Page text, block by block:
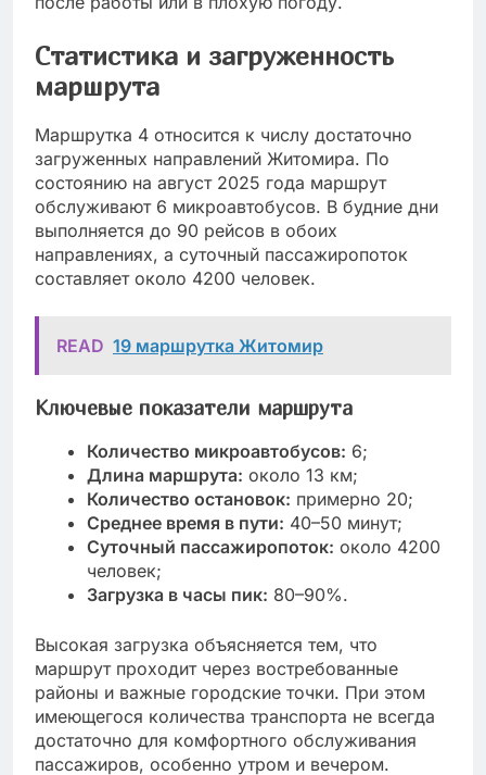
Статистика и загруженность
маршрута
Маршрутка 4 относится к числу достаточно
загруженных направлений Житомира. По
состоянию на август 2025 года маршрут
обслуживают 6 микроавтобусов. В будние дни
выполняется до 90 рейсов в обоих
направлениях, а суточный пассажиропоток
составляет около 4200 человек.
READ 19 маршрутка Житомир
Ключевые показатели маршрута
Количество микроавтобусов: 6;
Длина маршрута: около 13 км;
Количество остановок: примерно 20;
Среднее время в пути: 40–50 минут;
Суточный пассажиропоток: около 4200
человек;
Загрузка в часы пик: 80–90%.
Высокая загрузка объясняется тем, что
маршрут проходит через востребованные
районы и важные городские точки. При этом
имеющегося количества транспорта не всегда
достаточно для комфортного обслуживания
пассажиров, особенно утром и вечером.